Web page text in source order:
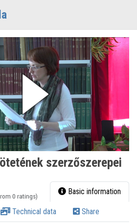
szerzőszerepei
0 ratings) Basic information
Technical data Share